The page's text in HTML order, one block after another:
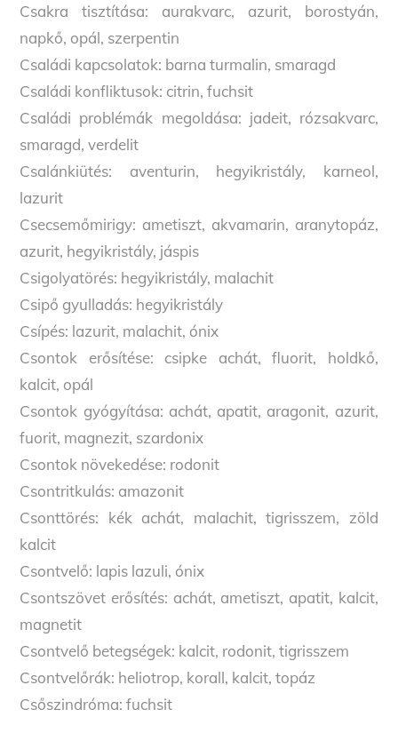
Csakra tisztítása: aurakvarc, azurit, borostyán,
napkő, opál, szerpentin
Családi kapcsolatok: barna turmalin, smaragd
Családi konfliktusok: citrin, fuchsit
Családi problémák megoldása: jadeit, rózsakvarc,
smaragd, verdelit
Csalánkiütés: aventurin, hegyikristály, karneol,
lazurit
Csecsemőmirigy: ametiszt, akvamarin, aranytopáz,
azurit, hegyikristály, jáspis
Csigolyatörés: hegyikristály, malachit
Csipő gyulladás: hegyikristály
Csípés: lazurit, malachit, ónix
Csontok erősítése: csipke achát, fluorit, holdkő,
kalcit, opál
Csontok gyógyítása: achát, apatit, aragonit, azurit,
fuorit, magnezit, szardonix
Csontok növekedése: rodonit
Csontritkulás: amazonit
Csonttörés: kék achát, malachit, tigrisszem, zöld
kalcit
Csontvelő: lapis lazuli, ónix
Csontszövet erősítés: achát, ametiszt, apatit, kalcit,
magnetit
Csontvelő betegségek: kalcit, rodonit, tigrisszem
Csontvelőrák: heliotrop, korall, kalcit, topáz
Csőszindróma: fuchsit